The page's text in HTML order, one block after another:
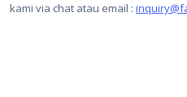
kami via chat atau email :